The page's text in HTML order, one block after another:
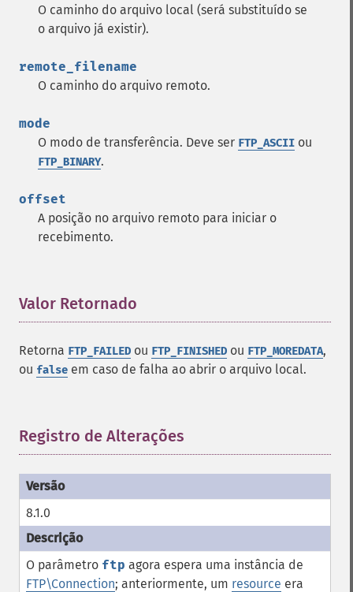
O caminho do arquivo local (será substituído se
o arquivo já existir).
remote_filename
O caminho do arquivo remoto.
mode
O modo de transferência. Deve ser FTP_ASCII ou
FTP_BINARY.
offset
A posição no arquivo remoto para iniciar o
recebimento.
Valor Retornado
Retorna FTP_FAILED ou FTP_FINISHED ou FTP_MOREDATA,
ou false em caso de falha ao abrir o arquivo local.
Registro de Alterações
8.1.0
O parâmetro ftp agora espera uma instância de
FTP\Connection; anteriormente, um resource era